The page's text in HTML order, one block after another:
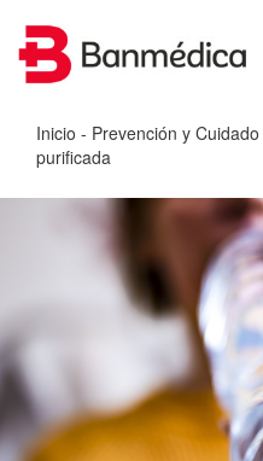
Inicio - Prevención y Cuidado
purificada